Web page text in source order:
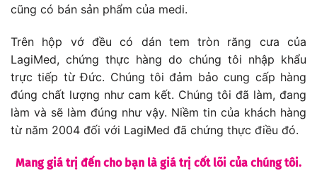
cũng có bán sản phẩm của medi.
Trên hộp vớ đều có dán tem tròn răng cưa của
LagiMed, chứng thực hàng do chúng tôi nhập khẩu
trực tiếp từ Đức. Chúng tôi đảm bảo cung cấp hàng
đúng chất lượng như cam kết. Chúng tôi đã làm, đang
làm và sẽ làm đúng như vậy. Niềm tin của khách hàng
từ năm 2004 đối với LagiMed đã chứng thực điều đó.
Mang giá trị đến cho bạn là giá trị cốt lõi của chúng tôi.